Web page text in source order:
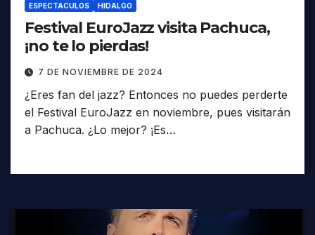
ESPECTACULOS HIDALGO
Festival EuroJazz visita Pachuca,
¡no te lo pierdas!
7 DE NOVIEMBRE DE 2024
¿Eres fan del jazz? Entonces no puedes perderte
el Festival EuroJazz en noviembre, pues visitarán
a Pachuca. ¿Lo mejor? ¡Es…